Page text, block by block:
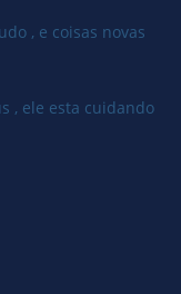
, e coisas novas
, ele esta cuidando